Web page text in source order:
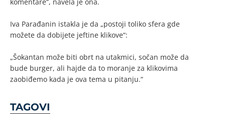
Iva Parađanin istakla je da „postoji toliko sfera gde
možete da dobijete jeftine klikove“:
„Šokantan može biti obrt na utakmici, sočan može da
bude burger, ali hajde da to moranje za klikovima
zaobiđemo kada je ova tema u pitanju.“
TAGOVI